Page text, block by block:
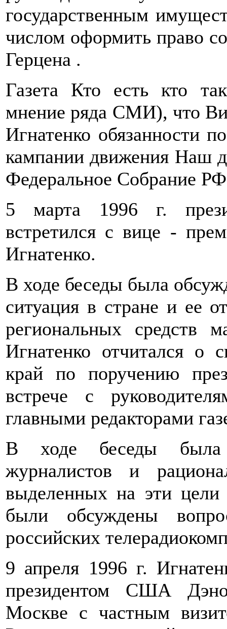
государственным
числом оформить право
Герцена .
Газета Кто есть кто
мнение ряда СМИ), что
Игнатенко обязанности
кампании движения Наш
Федеральное Собрание
5 марта 1996 г.
встретился с вице -
Игнатенко.
В ходе беседы была
ситуация в стране и ее
региональных средств
Игнатенко отчитался о
край по поручению
встрече с
главными редакторами
В ходе беседы была
журналистов и
выделенных на эти цели
были обсуждены
российских
9 апреля 1996 г.
президентом США
Москве с частным